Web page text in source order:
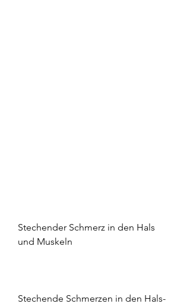
Stechender Schmerz in den Hals
und Muskeln
Stechende Schmerzen in den Hals-